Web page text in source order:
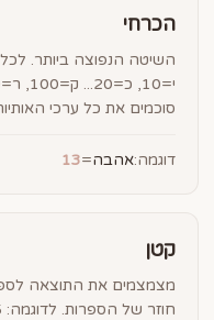
הכרחי
סוכמים את כל ערכי
דוגמה:אהבה=
13
קטן